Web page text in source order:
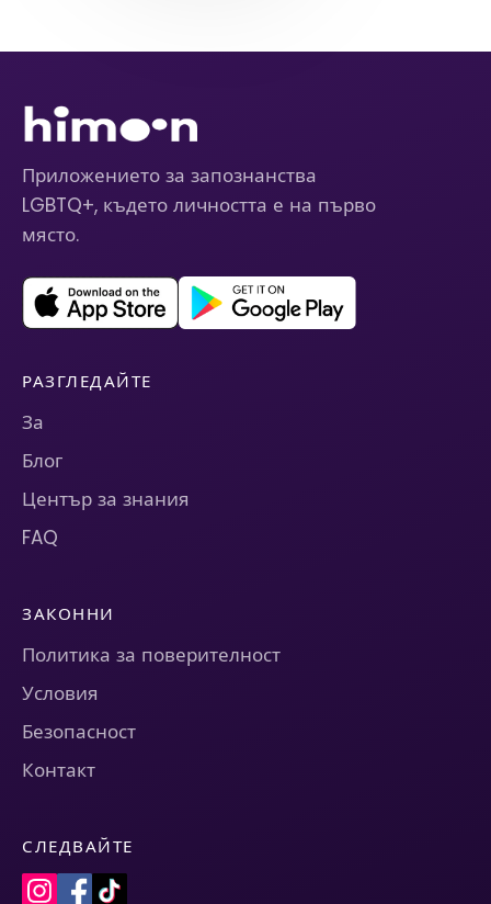
Приложението за запознанства
LGBTQ+, където личността е на първо
място.
РАЗГЛЕДАЙТЕ
За
Блог
Център за знания
FAQ
ЗАКОННИ
Политика за поверителност
Условия
Безопасност
Контакт
СЛЕДВАЙТЕ